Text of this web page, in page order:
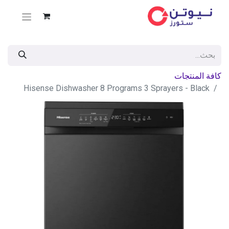
كافة المنتجات
Hisense Dishwasher 8 Programs 3 Sprayers - Black